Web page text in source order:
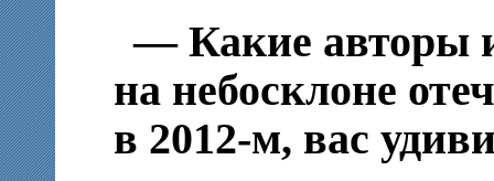
— Какие авторы
на небосклоне
в 2012-м, вас